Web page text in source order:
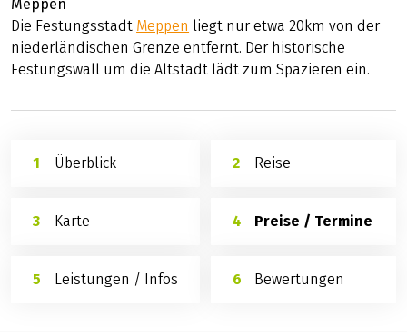
Meppen
Die Festungsstadt Meppen liegt nur etwa 20km von der
niederländischen Grenze entfernt. Der historische
Festungswall um die Altstadt lädt zum Spazieren ein.
Überblick Reise
Karte Preise / Termine
Leistungen / Infos Bewertungen